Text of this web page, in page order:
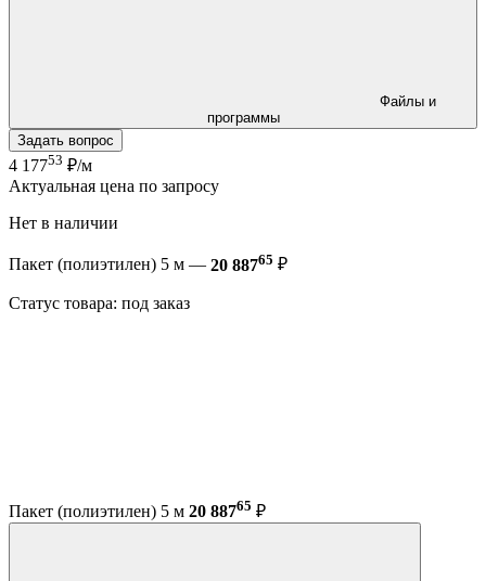
программы
Задать вопрос
4 17753 ₽/м
Актуальная цена по запросу
Нет в наличии
Пакет (полиэтилен) 5 м — 20 88765 ₽
Статус товара: под заказ
Пакет (полиэтилен) 5 м 20 88765 ₽